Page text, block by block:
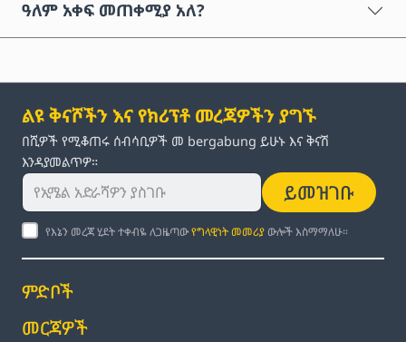
ዓለም አቀፍ መጠቀሚያ አለ?
ልዩ ቅናሾችን እና የክሪፕቶ መረጃዎችን ያግኙ
በሺዎች የሚቆጠሩ ሰብሳቢዎች መ bergabung ይሁኑ እና ቅናሽ
እንዳያመልጥዎ።
ይመዝገቡ
የእኔን መረጃ ሂደት ተቀብዬ ለጋዜጣውየግላዊነት መመሪያ ውሎች እስማማለሁ።
ምድቦች
መርጃዎች